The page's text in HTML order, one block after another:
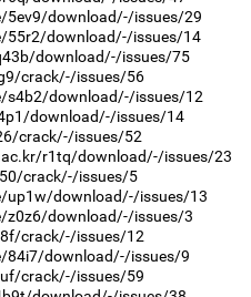
5ev9/download/-/issues/29
55r2/download/-/issues/14
download/-/issues/75
crack/-/issues/56
s4b2/download/-/issues/12
download/-/issues/14
crack/-/issues/52
r1tq/download/-/issues/23
crack/-/issues/5
up1w/download/-/issues/13
z0z6/download/-/issues/3
crack/-/issues/12
84i7/download/-/issues/9
crack/-/issues/59